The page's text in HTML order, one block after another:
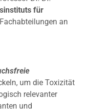
für
an
um die Toxizität
relevanter
und